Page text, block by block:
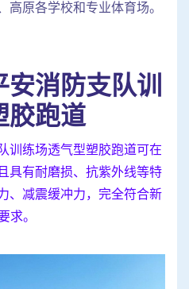
高原各学校和专业体育场。
消防支队训
胶跑道
训练场透气型塑胶跑道可在
具有耐磨损、抗紫外线等特
、减震缓冲力，完全符合新
求。